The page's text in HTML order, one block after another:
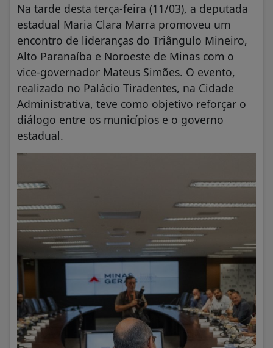
Na tarde desta terça-feira (11/03), a deputada
estadual Maria Clara Marra promoveu um
encontro de lideranças do Triângulo Mineiro,
Alto Paranaíba e Noroeste de Minas com o
vice-governador Mateus Simões. O evento,
realizado no Palácio Tiradentes, na Cidade
Administrativa, teve como objetivo reforçar o
diálogo entre os municípios e o governo
estadual.